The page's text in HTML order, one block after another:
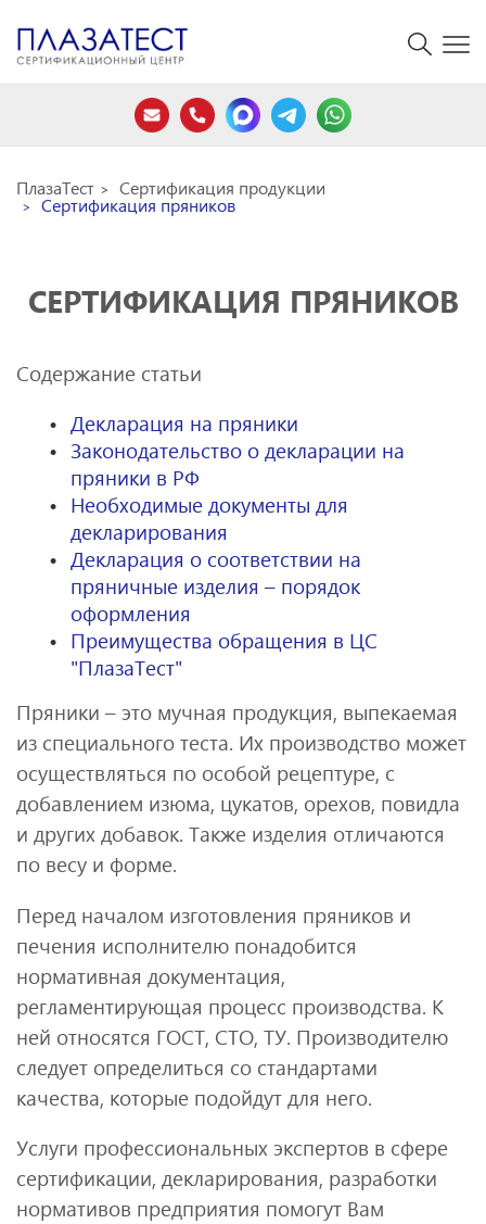
ПлазаТест Сертификация продукции
Сертификация пряников
СЕРТИФИКАЦИЯ ПРЯНИКОВ
Содержание статьи
Декларация на пряники
Законодательство о декларации на
пряники в РФ
Необходимые документы для
декларирования
Декларация о соответствии на
пряничные изделия – порядок
оформления
Преимущества обращения в ЦС
"ПлазаТест"
Пряники – это мучная продукция, выпекаемая
из специального теста. Их производство может
осуществляться по особой рецептуре, с
добавлением изюма, цукатов, орехов, повидла
и других добавок. Также изделия отличаются
по весу и форме.
Перед началом изготовления пряников и
печения исполнителю понадобится
нормативная документация,
регламентирующая процесс производства. К
ней относятся ГОСТ, СТО, ТУ. Производителю
следует определиться со стандартами
качества, которые подойдут для него.
Услуги профессиональных экспертов в сфере
сертификации, декларирования, разработки
нормативов предприятия помогут Вам